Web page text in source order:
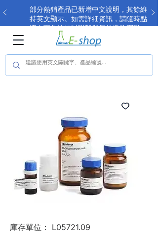
部分熱銷產品已新增中文說明，其餘維
持英文顯示。如需詳細資訊，請隨時點
選右下角按鈕以聯繫我們的業務團隊。
庫存單位： L05721.09